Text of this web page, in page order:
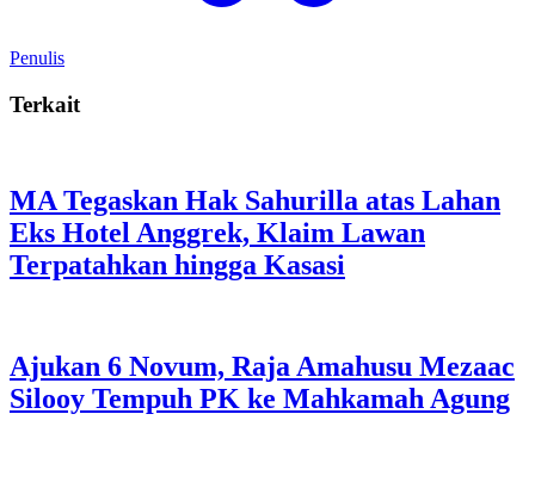
Penulis
Terkait
MA Tegaskan Hak Sahurilla atas Lahan
Eks Hotel Anggrek, Klaim Lawan
Terpatahkan hingga Kasasi
Ajukan 6 Novum, Raja Amahusu Mezaac
Silooy Tempuh PK ke Mahkamah Agung